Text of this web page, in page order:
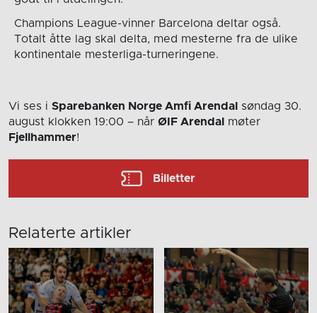
Champions League-vinner Barcelona deltar også.
Totalt åtte lag skal delta, med mesterne fra de ulike
kontinentale mesterliga-turneringene.
Vi ses i Sparebanken Norge Amfi Arendal
søndag 30.
august klokken 19:00 – når ØIF Arendal
møter
Fjellhammer!
Billetter
Relaterte artikler